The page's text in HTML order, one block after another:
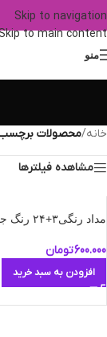
Skip to navigation
to main content
منو
خانه/محصولات برچسب
مشاهده فیلترها
مداد رنگی۳+۲۴ رنگ جعبه فلزی
600.000تومان
افزودن به سبد خرید